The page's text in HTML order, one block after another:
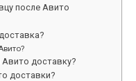
после Авито
доставку?
доставки?